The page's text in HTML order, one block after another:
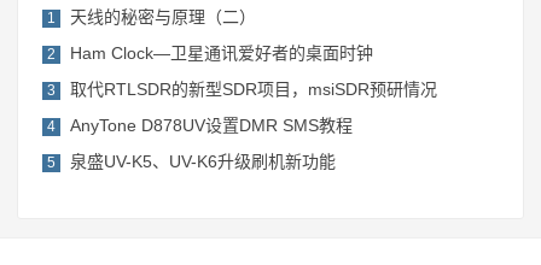
1 天线的秘密与原理（二）
2 Ham Clock—卫星通讯爱好者的桌面时钟
3 取代RTLSDR的新型SDR项目，msiSDR预研情况
4 AnyTone D878UV设置DMR SMS教程
5 泉盛UV-K5、UV-K6升级刷机新功能